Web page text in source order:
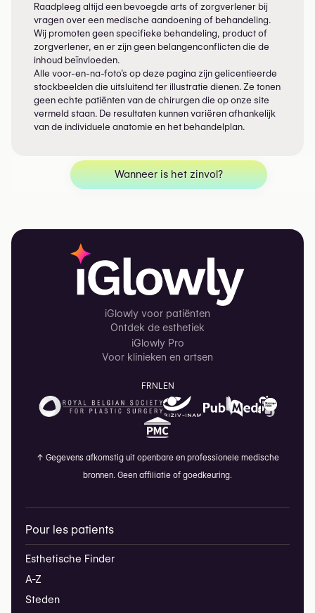
Raadpleeg altijd een bevoegde arts of zorgverlener bij
vragen over een medische aandoening of behandeling.
Wij promoten geen specifieke behandeling, product of
zorgverlener, en er zijn geen belangenconflicten die de
inhoud beïnvloeden.
Alle voor-en-na-foto’s op deze pagina zijn gelicentieerde
stockbeelden die uitsluitend ter illustratie dienen. Ze tonen
geen echte patiënten van de chirurgen die op onze site
vermeld staan. De resultaten kunnen variëren afhankelijk
van de individuele anatomie en het behandelplan.
Wanneer is het zinvol?
iGlowly voor patiënten
Ontdek de esthetiek
iGlowly Pro
Voor klinieken en artsen
FRNLEN
↑ Gegevens afkomstig uit openbare en professionele medische
bronnen. Geen affiliatie of goedkeuring.
Pour les patients
Esthetische Finder
A-Z
Steden